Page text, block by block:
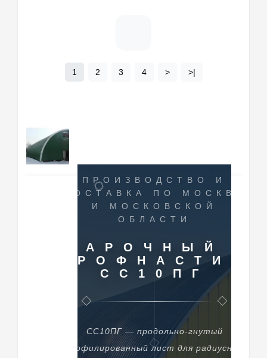
1 2 3 4 > >|
ПРОИЗВОДСТВО И
ПОСТАВКА ПО МОСКВЕ
И МОСКОВСКОЙ
ОБЛАСТИ
АРОЧНЫЙ
ПРОФНАСТИЛ
СС10ПГ
СС10ПГ — продольно-гнутый
профилированный лист для радиусных